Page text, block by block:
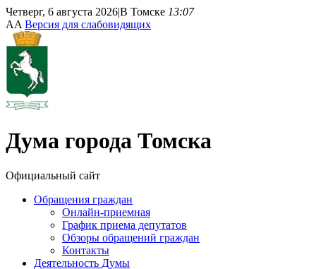
Четверг, 6 августа 2026|В Томске 13:07
AA Версия для слабовидящих
Дума города Томска
Официальный сайт
Обращения граждан
Онлайн-приемная
График приема депутатов
Обзоры обращений граждан
Контакты
Деятельность Думы